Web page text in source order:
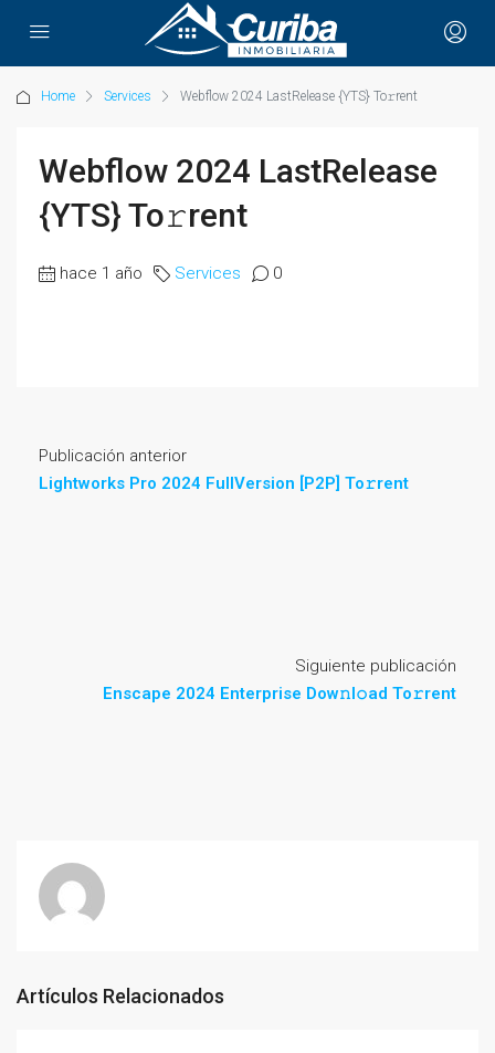
Home Services Webflow 2024 LastRelease {YTS} To𝚛rent
Webflow 2024 LastRelease
{YTS} To𝚛rent
hace 1 año Services 0
Publicación anterior
Lightworks Pro 2024 FullVersion [P2P] To𝚛rent
Siguiente publicación
Enscape 2024 Enterprise Dow𝚗l𝚘ad To𝚛rent
Artículos Relacionados